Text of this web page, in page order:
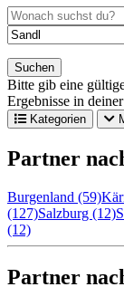
Suchen
Bitte gib eine
Ergebnisse in
Kategorien
Partner
Burgenland (59)
(127)Salzburg (12)
(12)
Partner